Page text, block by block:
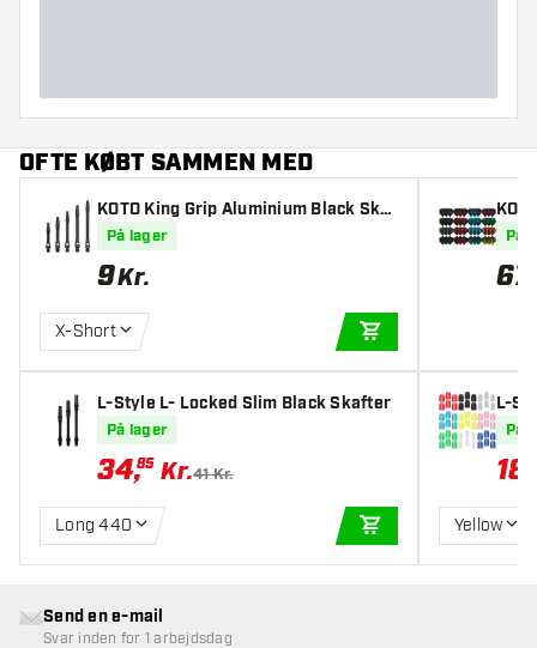
OFTE KØBT SAMMEN MED
KOTO King Grip Aluminium Black Skaf
ter
På lager
9Kr.
X-Short
L-Style L- Locked Slim Black Skafter
På lager
34,85 Kr.41 Kr.
Long 440
TILFØJ TIL KURV
ets)
På
67
L-
På
18
Yellow
Send en e-mail
Svar inden for 1 arbejdsdag